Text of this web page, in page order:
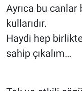
Ayrıca bu canlar
kullarıdır.
Haydi hep
sahip çıkalım…